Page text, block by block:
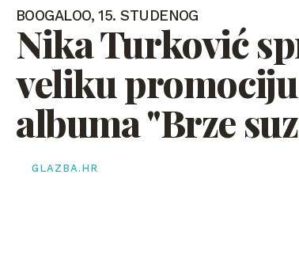
BOOGALOO, 15. STUDENOG
Nika Turković
veliku
albuma "Brze
GLAZBA.HR